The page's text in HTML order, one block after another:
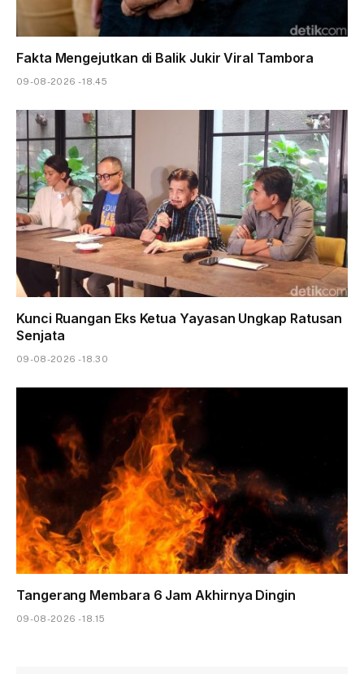
Fakta Mengejutkan di Balik Jukir Viral Tambora
09-08-2026 - 18.45
Kunci Ruangan Eks Ketua Yayasan Ungkap Ratusan
Senjata
09-08-2026 - 18.30
Tangerang Membara 6 Jam Akhirnya Dingin
09-08-2026 - 18.15